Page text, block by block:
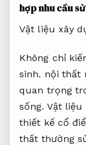
hợp nhu cầu
Vật liệu xây
Không chỉ
sinh. nội thất
quan trọng
sống. Vật liệu
thiết kế cổ
thất thường